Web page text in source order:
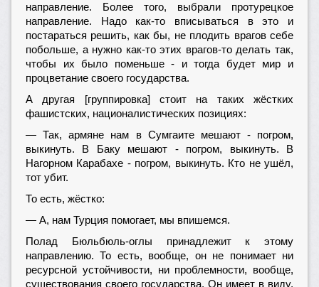
направление. Более того, выбрали протурецкое
направление. Надо как-то вписываться в это и
постараться решить, как бы, не плодить врагов себе
побольше, а нужно как-то этих врагов-то делать так,
чтобы их было поменьше - и тогда будет мир и
процветание своего государства.
А другая [группировка] стоит на таких жёстких
фашистских, националистических позициях:
— Так, армяне нам в Сумгаите мешают - погром,
выкинуть. В Баку мешают - погром, выкинуть. В
Нагорном Карабахе - погром, выкинуть. Кто не ушёл,
тот убит.
То есть, жёстко:
— А, нам Турция помогает, мы впишемся.
Полад Бюльбюль-оглы принадлежит к этому
направлению. То есть, вообще, он не понимает ни
ресурсной устойчивости, ни проблемности, вообще,
существования своего государства. Он имеет в виду,